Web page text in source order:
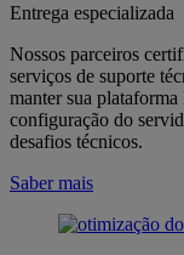
Entrega especializada
Nossos parceiros
serviços de suporte
manter sua
configuração do
desafios técnicos.
Saber mais